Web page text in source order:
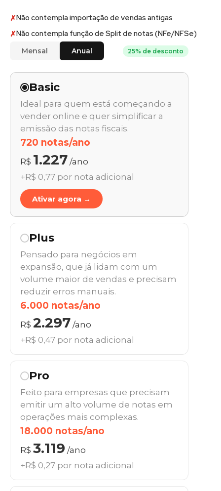
✗Não contempla importação de vendas antigas
✗Não contempla função de Split de notas (NFe/NFSe)
Mensal Anual 25% de desconto
Basic
Ideal para quem está começando a
vender online e quer simplificar a
emissão das notas fiscais.
720 notas/ano
R$ 1.227 /ano
+R$ 0,77 por nota adicional
Ativar agora →
Plus
Pensado para negócios em
expansão, que já lidam com um
volume maior de vendas e precisam
reduzir erros manuais.
6.000 notas/ano
R$ 2.297 /ano
+R$ 0,47 por nota adicional
Pro
Feito para empresas que precisam
emitir um alto volume de notas em
operações mais complexas.
18.000 notas/ano
R$ 3.119 /ano
+R$ 0,27 por nota adicional